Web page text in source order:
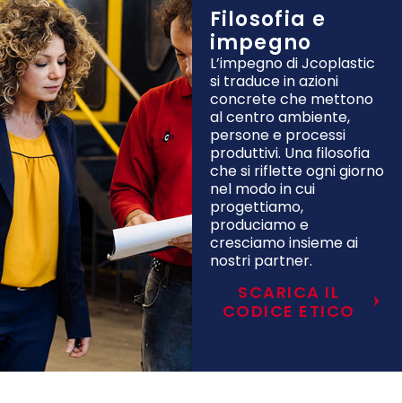
Filosofia e
impegno
L’impegno di Jcoplastic
si traduce in azioni
concrete che mettono
al centro ambiente,
persone e processi
produttivi. Una filosofia
che si riflette ogni giorno
nel modo in cui
progettiamo,
produciamo e
cresciamo insieme ai
nostri partner.
SCARICA IL
CODICE ETICO